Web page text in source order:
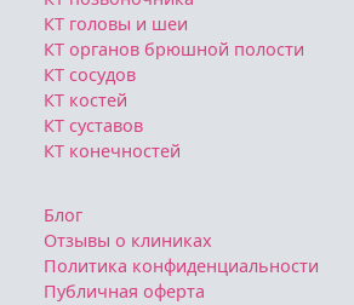
КТ головы и шеи
КТ органов брюшной полости
КТ сосудов
КТ костей
КТ суставов
КТ конечностей
Блог
Отзывы о клиниках
Политика конфиденциальности
Публичная оферта